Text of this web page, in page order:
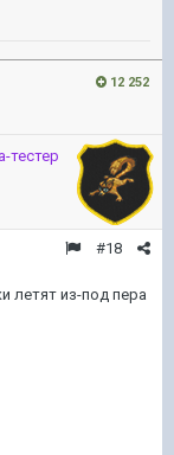
12 252
тестер
#18
летят из-под пера